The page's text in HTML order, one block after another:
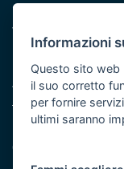
Protezione civile
Vai al sito di
Iniziativa
Asse XI
Note legali
Cookie e privacy
Informazioni
Questo sito web
il suo corretto
per fornire
ultimi saranno